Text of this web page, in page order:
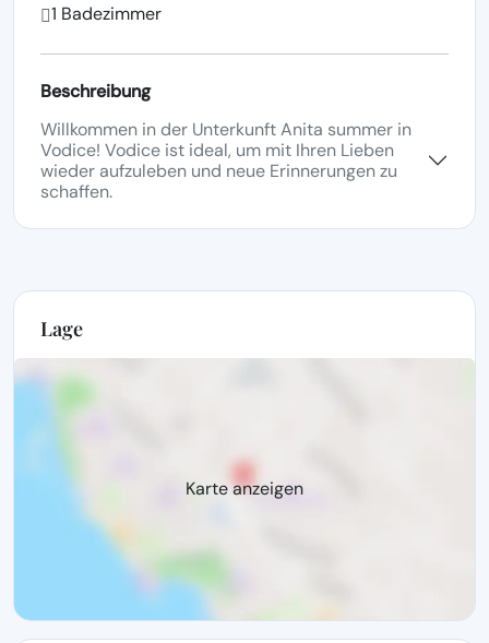
1 Badezimmer
Beschreibung
Willkommen in der Unterkunft Anita summer in
Vodice! Vodice ist ideal, um mit Ihren Lieben
wieder aufzuleben und neue Erinnerungen zu
schaffen.
Lage
Karte anzeigen